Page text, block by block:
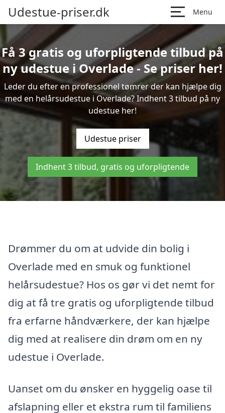
Udestue-priser.dk Menu
Få 3 gratis og uforpligtende tilbud på
ny udestue i Overlade - Se priser her!
Leder du efter en professionel tømrer der kan hjælpe dig
med en helårsudestue i Overlade? Indhent 3 tilbud på ny
udestue her!
Udestue priser
Indhent 3 tilbud, gratis og uforpligtende
Drømmer du om at udvide din bolig i
Overlade med en smuk og funktionel
helårsudestue? Hos os gør vi det nemt for
dig at få tre gratis og uforpligtende tilbud
fra erfarne håndværkere, der kan hjælpe
dig med at realisere din drøm om en ny
udestue i Overlade.
Uanset om du ønsker en hyggelig oase til
afslapning eller et ekstra rum til familiens